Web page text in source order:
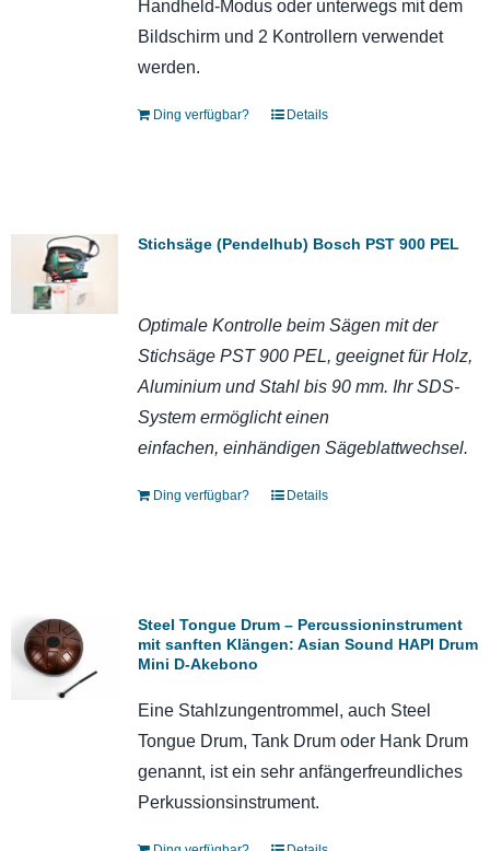
Handheld-Modus oder unterwegs mit dem
Bildschirm und 2 Kontrollern verwendet
werden.
Ding verfügbar? Details
Stichsäge (Pendelhub) Bosch PST 900 PEL
Optimale Kontrolle beim Sägen mit der
Stichsäge PST 900 PEL, geeignet für Holz,
Aluminium und Stahl bis 90 mm. Ihr SDS-
System ermöglicht einen
einfachen, einhändigen Sägeblattwechsel.
Ding verfügbar? Details
Steel Tongue Drum – Percussioninstrument
mit sanften Klängen: Asian Sound HAPI Drum
Mini D-Akebono
Eine Stahlzungentrommel, auch Steel
Tongue Drum, Tank Drum oder Hank Drum
genannt, ist ein sehr anfängerfreundliches
Perkussionsinstrument.